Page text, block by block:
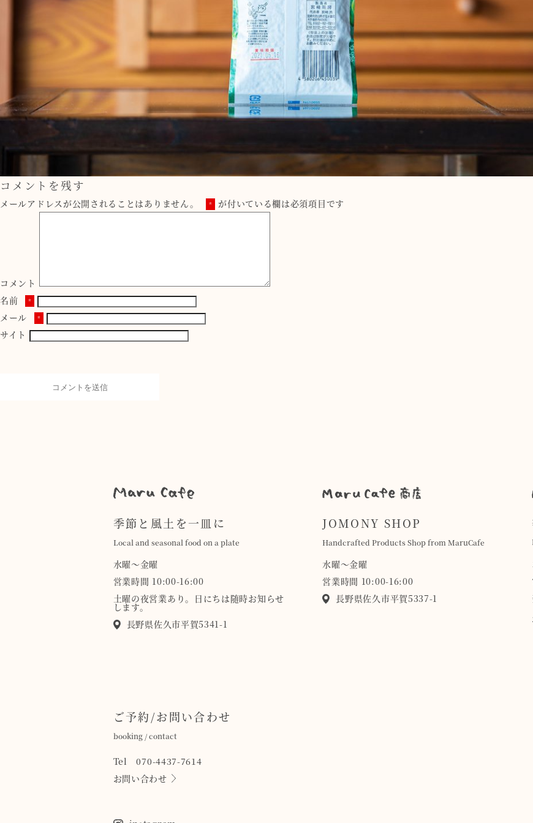
コメントを残す
メールアドレスが公開されることはありません。 * が付いている欄は必須項目です
コメント
名前
*
メール *
サイト
季節と風土を一皿に
Local and seasonal food on a plate
水曜〜金曜
営業時間 10:00-16:00
土曜の夜営業あり。日にちは随時お知らせ
します。
長野県佐久市平賀5341-1
JOMONY SHOP
Handcrafted Products Shop from MaruCafe
水曜〜金曜
営業時間 10:00-16:00
長野県佐久市平賀5337-1
ご予約/お問い合わせ
booking / contact
Tel 070-4437-7614
お問い合わせ